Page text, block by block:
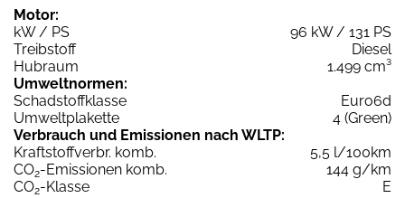
Motor:
kW / PS
96 kW / 131 PS
Treibstoff
Diesel
Hubraum
1.499 cm³
Umweltnormen:
Schadstoffklasse
Euro6d
Umweltplakette
4 (Green)
Verbrauch und Emissionen nach WLTP:
Kraftstoffverbr. komb.
5,5 l/100km
CO2-Emissionen komb.
144 g/km
CO2-Klasse
E